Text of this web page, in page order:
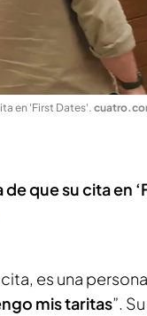
en 'First Dates'.
de que su cita en
cita, es una
mis taritas”.